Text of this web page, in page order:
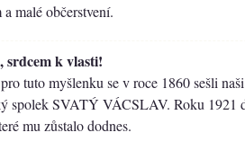
malé občerstvení.
srdcem k vlasti!
tuto myšlenku se v roce 1860 sešli
spolek SVATÝ VÁCSLAV. Roku 1921
mu zůstalo dodnes.